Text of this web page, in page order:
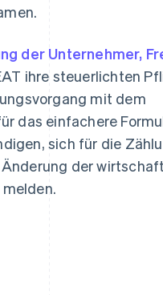
der Unternehmer,
ihre steuerlichten
mit dem
das einfachere
sich für die
der